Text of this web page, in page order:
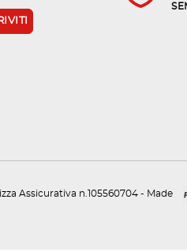
Assicurativa n.105560704 - Made